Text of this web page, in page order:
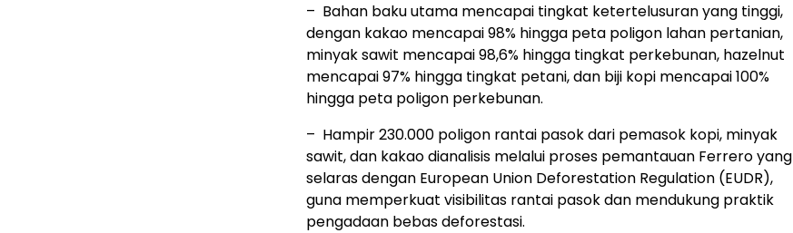
– Bahan baku utama mencapai tingkat ketertelusuran yang tinggi,
dengan kakao mencapai 98% hingga peta poligon lahan pertanian,
minyak sawit mencapai 98,6% hingga tingkat perkebunan, hazelnut
mencapai 97% hingga tingkat petani, dan biji kopi mencapai 100%
hingga peta poligon perkebunan.
– Hampir 230.000 poligon rantai pasok dari pemasok kopi, minyak
sawit, dan kakao dianalisis melalui proses pemantauan Ferrero yang
selaras dengan European Union Deforestation Regulation (EUDR),
guna memperkuat visibilitas rantai pasok dan mendukung praktik
pengadaan bebas deforestasi.